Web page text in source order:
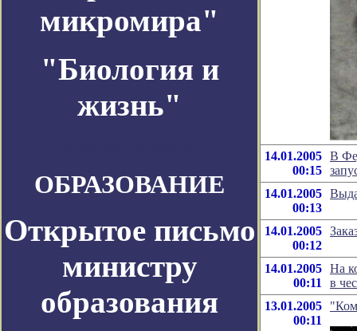
микромира"
"Биология и
жизнь"
ОБРАЗОВАНИЕ
Открытое письмо
министру
образования
14.01.2005
00:15
В
14.01.2005
00:13
14.01.2005
00:12
14.01.2005
00:11
На
в
13.01.2005
00:11